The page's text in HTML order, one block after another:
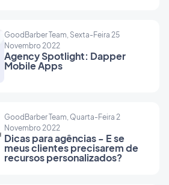
GoodBarber Team, Sexta-Feira 25
Novembro 2022
Agency Spotlight: Dapper
Mobile Apps
GoodBarber Team, Quarta-Feira 2
Novembro 2022
Dicas para agências - E se
meus clientes precisarem de
recursos personalizados?